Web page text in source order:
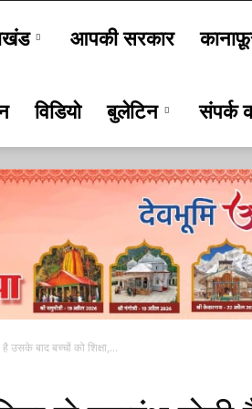
आपकी सरकार
विडियो बुलेटिन संपर्क
है उसके बाद बच्चों को शिक्षा,...